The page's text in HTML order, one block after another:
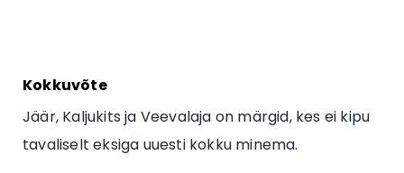
Kokkuvõte
Jäär, Kaljukits ja Veevalaja on märgid, kes ei kipu
tavaliselt eksiga uuesti kokku minema.